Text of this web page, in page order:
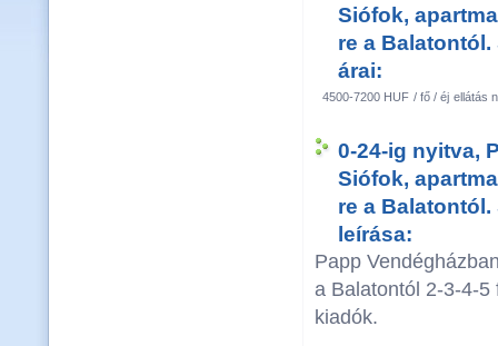
Siófok,
re a
árai:
4500-7200 HUF / fő / éj ellátás
0-24-ig nyitva,
Siófok,
re a
leírása:
Papp
a Balatontól 2-3-4-5
kiadók.